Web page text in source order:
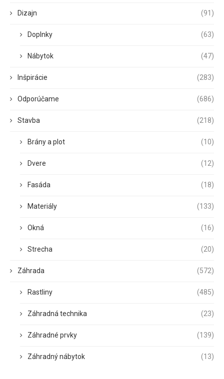
Dizajn (91)
Doplnky (63)
Nábytok (47)
Inšpirácie (283)
Odporúčame (686)
Stavba (218)
Brány a plot (10)
Dvere (12)
Fasáda (18)
Materiály (133)
Okná (16)
Strecha (20)
Záhrada (572)
Rastliny (485)
Záhradná technika (23)
Záhradné prvky (139)
Záhradný nábytok (13)